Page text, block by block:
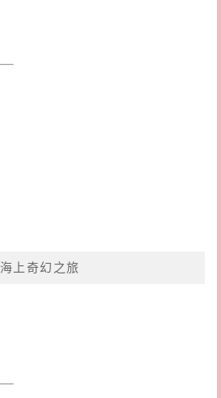
海上奇幻之旅